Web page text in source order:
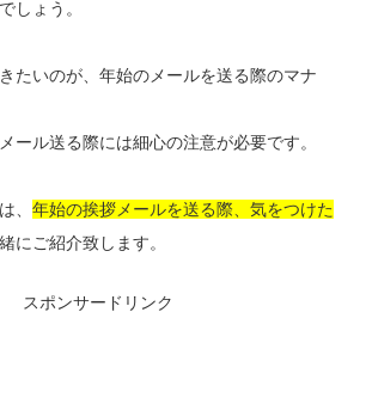
しょう。
たいのが、年始のメールを送る際のマナ
ール送る際には細心の注意が必要です。
、 年始の挨拶メールを送る際、気をつけた
にご紹介致します。
スポンサードリンク